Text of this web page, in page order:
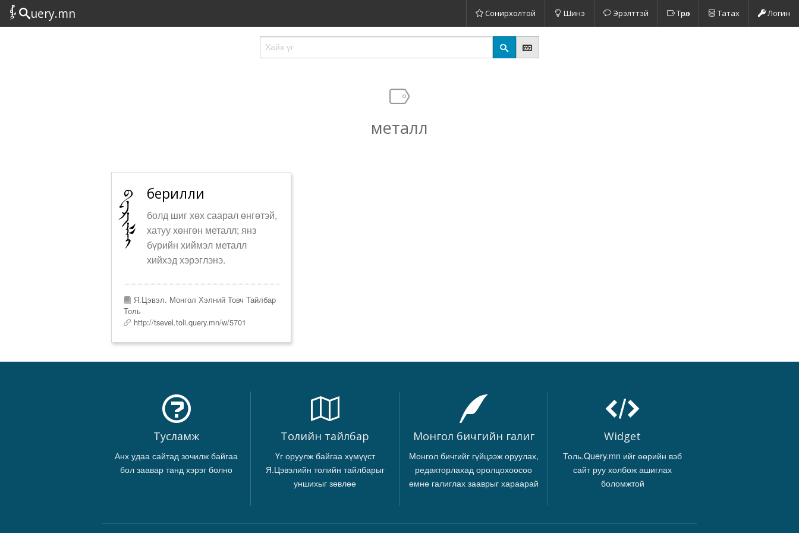
uery.mn Сонирхолтой Шинэ Эрэлттэй Төрөл Татах Логин
металл
берилли
болд шиг хөх саарал өнгөтэй,
хатуу хөнгөн металл; янз
бүрийн хиймэл металл
хийхэд хэрэглэнэ.
Я.Цэвэл. Монгол Хэлний Товч Тайлбар
Толь
http://tsevel.toli.query.mn/w/5701
Тусламж
Анх удаа сайтад зочилж байгаа
бол заавар танд хэрэг болно
Толийн тайлбар
Үг оруулж байгаа хүмүүст
Я.Цэвэлийн толийн тайлбарыг
уншихыг зөвлөе
Монгол бичгийн галиг
Монгол бичгийг гүйцээж оруулах,
редакторлахад оролцохоосоо
өмнө галиглах зааврыг хараарай
Widget
Толь.Query.mn ийг өөрийн вэб
сайт руу холбож ашиглах
боломжтой